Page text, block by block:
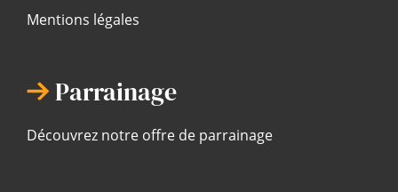
Mentions légales
Parrainage
Découvrez notre offre de parrainage